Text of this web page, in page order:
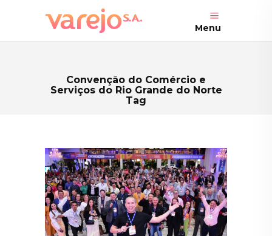
Menu
Convenção do Comércio e
Serviços do Rio Grande do Norte
Tag